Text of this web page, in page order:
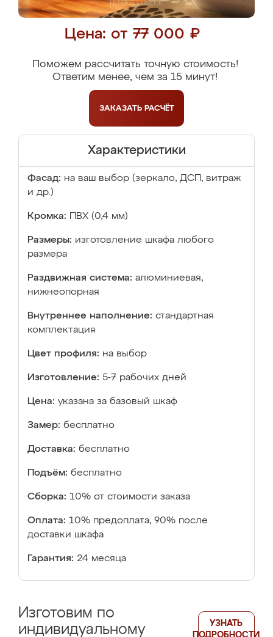
Цена: от 77 000 ₽
Поможем рассчитать точную стоимость!
Ответим менее, чем за 15 минут!
ЗАКАЗАТЬ РАСЧЁТ
Характеристики
Фасад: на ваш выбор (зеркало, ДСП, витраж
и др.)
Кромка: ПВХ (0,4 мм)
Размеры: изготовление шкафа любого
размера
Раздвижная система: алюминиевая,
нижнеопорная
Внутреннее наполнение: стандартная
комплектация
Цвет профиля: на выбор
Изготовление: 5-7 рабочих дней
Цена: указана за базовый шкаф
Замер: бесплатно
Доставка: бесплатно
Подъём: бесплатно
Сборка: 10% от стоимости заказа
Оплата: 10% предоплата, 90% после
доставки шкафа
Гарантия: 24 месяца
Изготовим по
индивидуальному
УЗНАТЬ
ПОДРОБНОСТИ